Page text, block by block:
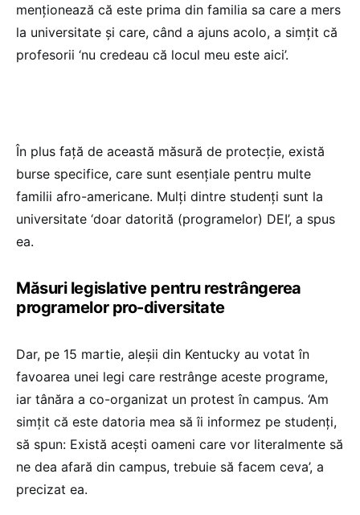
menţionează că este prima din familia sa care a mers
la universitate şi care, când a ajuns acolo, a simţit că
profesorii ‘nu credeau că locul meu este aici’.
În plus faţă de această măsură de protecţie, există
burse specifice, care sunt esenţiale pentru multe
familii afro-americane. Mulţi dintre studenţi sunt la
universitate ‘doar datorită (programelor) DEI’, a spus
ea.
Măsuri legislative pentru restrângerea
programelor pro-diversitate
Dar, pe 15 martie, aleşii din Kentucky au votat în
favoarea unei legi care restrânge aceste programe,
iar tânăra a co-organizat un protest în campus. ‘Am
simţit că este datoria mea să îi informez pe studenţi,
să spun: Există aceşti oameni care vor literalmente să
ne dea afară din campus, trebuie să facem ceva’, a
precizat ea.